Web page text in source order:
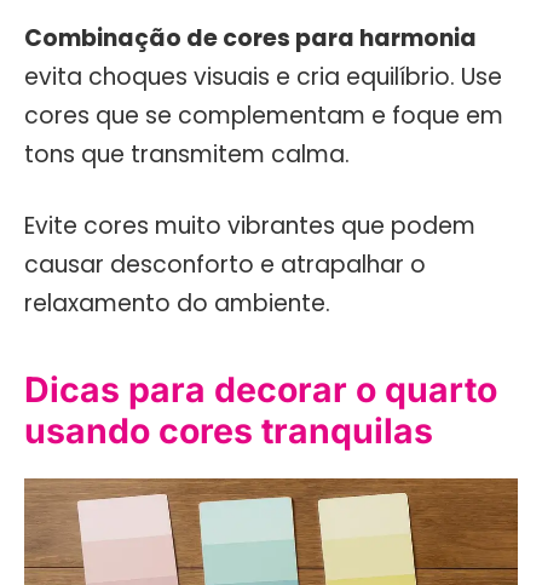
Combinação de cores para harmonia
evita choques visuais e cria equilíbrio. Use
cores que se complementam e foque em
tons que transmitem calma.
Evite cores muito vibrantes que podem
causar desconforto e atrapalhar o
relaxamento do ambiente.
Dicas para decorar o quarto
usando cores tranquilas